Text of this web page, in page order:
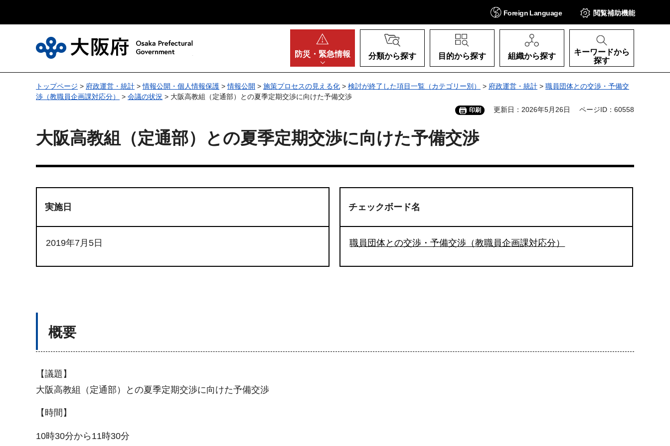
Foreign Language 閲覧補助機能
防災・ 緊急情報 分類から探す 目的から探す 組織から探す
キーワードから
探す
トップページ > 府政運営・統計 >情報公開・個人情報保護 >情報公開 > 施策プロセスの見える化 > 検討が終了した項目一覧（カテゴリー別） > 府政運営・統計 > 職員団体との交渉・予備交
渉（教職員企画課対応分）
> 会議の状況 > 大阪高教組（定通部）との夏季定期交渉に向けた予備交渉
印刷 更新日：2026年5月26日 ページID：60558
大阪高教組（定通部）との夏季定期交渉に向けた予備交渉
実施日
2019年7月5日
チェックボード名
職員団体との交渉・予備交渉（教職員企画課対応分）
概要
【議題】
大阪高教組（定通部）との夏季定期交渉に向けた予備交渉
【時間】
10時30分から11時30分